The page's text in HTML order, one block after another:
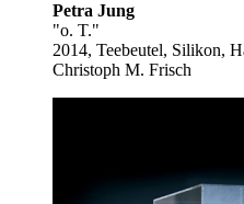
Petra Jung
"o. T."
2014, Teebeutel, Silikon,
Christoph M. Frisch